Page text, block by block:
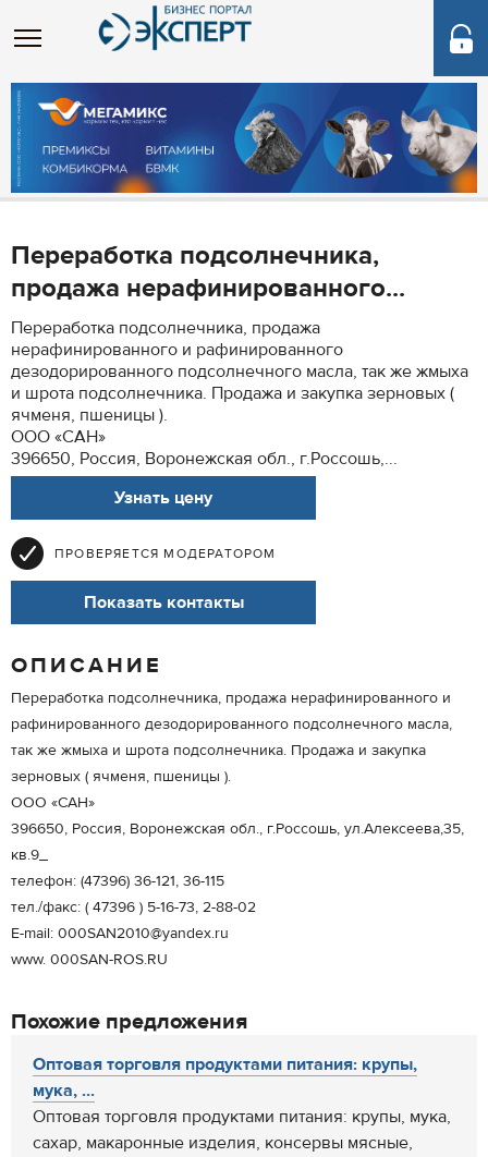
Переработка подсолнечника,
продажа нерафинированного...
Переработка подсолнечника, продажа
нерафинированного и рафинированного
дезодорированного подсолнечного масла, так же жмыха
и шрота подсолнечника. Продажа и закупка зерновых (
ячменя, пшеницы ).
ООО «САН»
396650, Россия, Воронежская обл., г.Россошь,...
Узнать цену
ПРОВЕРЯЕТСЯ МОДЕРАТОРОМ
Показать контакты
ОПИСАНИЕ
Переработка подсолнечника, продажа нерафинированного и
рафинированного дезодорированного подсолнечного масла,
так же жмыха и шрота подсолнечника. Продажа и закупка
зерновых ( ячменя, пшеницы ).
ООО «САН»
396650, Россия, Воронежская обл., г.Россошь, ул.Алексеева,35,
кв.9_
телефон: (47396) 36-121, 36-115
тел./факс: ( 47396 ) 5-16-73, 2-88-02
Е-mail: 000SAN2010@yandex.ru
www. 000SAN-ROS.RU
Похожие предложения
Оптовая торговля продуктами питания: крупы,
мука, ...
Оптовая торговля продуктами питания: крупы, мука,
сахар, макаронные изделия, консервы мясные,